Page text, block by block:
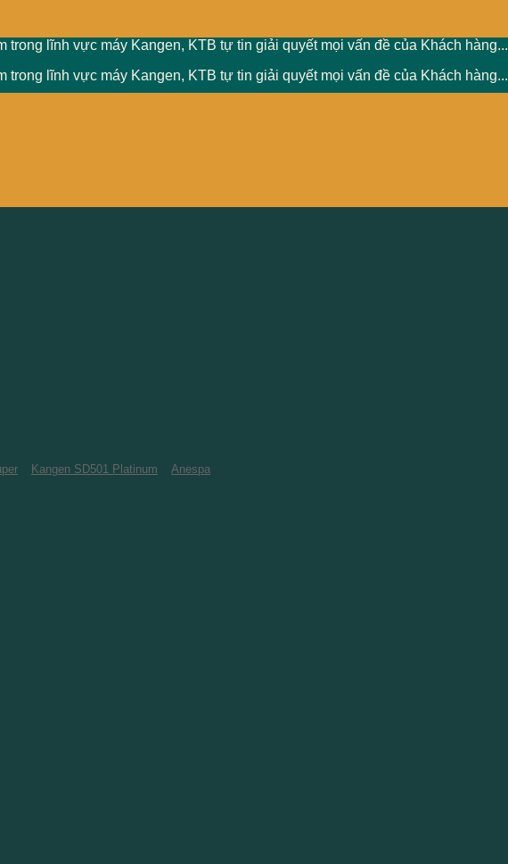
trong lĩnh vực máy Kangen, KTB tự tin giải quyết mọi vấn đề của Khách hàng...
trong lĩnh vực máy Kangen, KTB tự tin giải quyết mọi vấn đề của Khách hàng...
Kangen SD501 Platinum Anespa